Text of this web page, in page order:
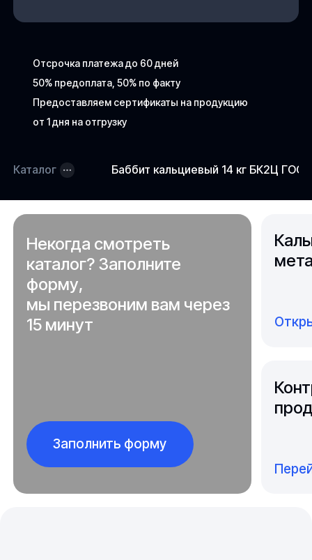
Отсрочка платежа до 60 дней
50% предоплата, 50% по факту
Предоставляем сертификаты на продукцию
от 1 дня на отгрузку
Каталог Баббит кальциевый 14 кг БК2Ц
Некогда смотреть
каталог? Заполните
форму,
мы перезвоним вам через
15 минут
Заполнить форму